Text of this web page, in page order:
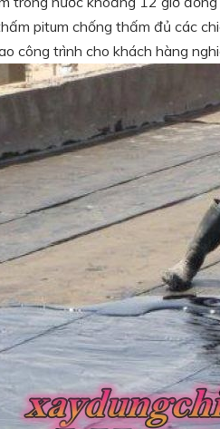
pitum chống thấm đủ các
công trình cho khách hàng